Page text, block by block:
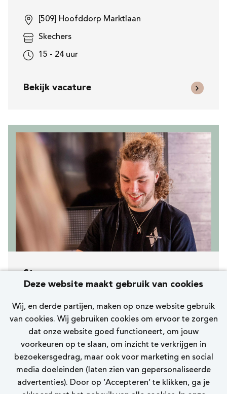
Deze website maakt gebruik van cookies
Wij, en derde partijen, maken op onze website gebruik
van cookies. Wij gebruiken cookies om ervoor te zorgen
dat onze website goed functioneert, om jouw
voorkeuren op te slaan, om inzicht te verkrijgen in
bezoekersgedrag, maar ook voor marketing en social
media doeleinden (laten zien van gepersonaliseerde
advertenties). Door op ‘Accepteren’ te klikken, ga je
[509] Hoofddorp Marktlaan
Skechers
15 - 24 uur
Bekijk vacature
Storemanager
Skechers
32 - 38 uur
Bekijk vacature